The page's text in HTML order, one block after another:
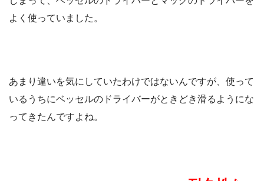
よく使っていました。
あまり違いを気にしていたわけではないんですが、使って
いるうちにベッセルのドライバーがときどき滑るようにな
ってきたんですよね。